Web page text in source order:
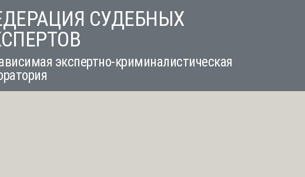
СУДЕБНЫХ
экспертно-криминалистическая